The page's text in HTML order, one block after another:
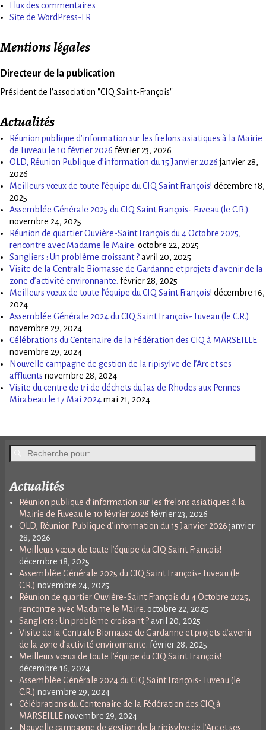
Flux des commentaires
Site de WordPress-FR
Mentions légales
Directeur de la publication
Président de l'association "CIQ Saint-François"
Actualités
Réunion publique d’information sur les frelons asiatiques à la Mairie
de Fuveau le 10 février 2026 février 23, 2026
OLD, Réunion Publique d’information du 15 Janvier 2026 janvier 28,
2026
Meilleurs vœux de toute l’équipe du CIQ Saint François! décembre 18,
2025
Assemblée Générale 2025 du CIQ Saint François- Fuveau (le C.R.)
novembre 24, 2025
Réunion de quartier Ouvière-Saint François du 4 Octobre 2025,
rencontre avec Madame le Maire. octobre 22, 2025
Sangliers : Un problème croissant ?avril 20, 2025
Visite de la Centrale Biomasse de Gardanne et projets d’avenir de la
zone d’activité environnante. février 28, 2025
Meilleurs vœux de toute l’équipe du CIQ Saint François! décembre 16,
2024
Assemblée Générale 2024 du CIQ Saint François- Fuveau (le C.R.)
novembre 29, 2024
Célébrations du Centenaire de la Fédération des CIQ à MARSEILLE
novembre 29, 2024
Nouvelle campagne de gestion de la ripisylve de l’Arc et ses
affluents novembre 28, 2024
Visite du centre de tri de déchets du Jas de Rhodes aux Pennes
Mirabeau le 17 Mai 2024mai 21, 2024
Actualités
Réunion publique d’information sur les frelons asiatiques à la
Mairie de Fuveau le 10 février 2026 février 23, 2026
OLD, Réunion Publique d’information du 15 Janvier 2026 janvier
28, 2026
Meilleurs vœux de toute l’équipe du CIQ Saint François!
décembre 18, 2025
Assemblée Générale 2025 du CIQ Saint François- Fuveau (le
C.R.) novembre 24, 2025
Réunion de quartier Ouvière-Saint François du 4 Octobre 2025,
rencontre avec Madame le Maire. octobre 22, 2025
Sangliers : Un problème croissant ? avril 20, 2025
Visite de la Centrale Biomasse de Gardanne et projets d’avenir
de la zone d’activité environnante. février 28, 2025
Meilleurs vœux de toute l’équipe du CIQ Saint François!
décembre 16, 2024
Assemblée Générale 2024 du CIQ Saint François- Fuveau (le
C.R.) novembre 29, 2024
Célébrations du Centenaire de la Fédération des CIQ à
MARSEILLEnovembre 29, 2024
Nouvelle campagne de gestion de la ripisylve de l’Arc et ses